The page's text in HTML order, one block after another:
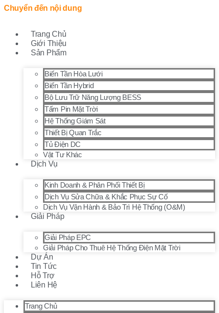
Chuyển đến nội dung
Trang Chủ
Giới Thiệu
Sản Phẩm
Biến Tần Hòa Lưới
Biến Tần Hybrid
Bộ Lưu Trữ Năng Lượng BESS
Tấm Pin Mặt Trời
Hệ Thống Giám Sát
Thiết Bị Quan Trắc
Tủ Điện DC
Vật Tư Khác
Dịch Vụ
Kinh Doanh & Phân Phối Thiết Bị
Dịch Vụ Sửa Chữa & Khắc Phục Sự Cố
Dịch Vụ Vận Hành & Bảo Trì Hệ Thống (O&M)
Giải Pháp
Giải Pháp EPC
Giải Pháp Cho Thuê Hệ Thống Điện Mặt Trời
Dự Án
Tin Tức
Hỗ Trợ
Liên Hệ
Trang Chủ